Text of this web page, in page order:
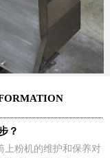
？
上粉机的维护和保养对